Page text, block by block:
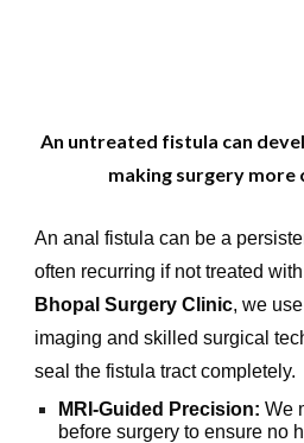
An untreated fistula can
making surgery more
An anal fistula can be a
often recurring if not treated
Bhopal Surgery Clinic, we
imaging and skilled surgical
seal the fistula tract completely.
MRI-Guided Precision: We
before surgery to ensure no